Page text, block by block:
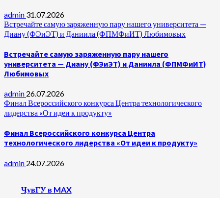
admin 31.07.2026
Встречайте самую заряженную пару нашего университета —
Диану (ФЭиЭТ) и Даниила (ФПМФиИТ) Любимовых
Встречайте самую заряженную пару нашего
университета — Диану (ФЭиЭТ) и Даниила (ФПМФиИТ)
Любимовых
admin 26.07.2026
Финал Всероссийского конкурса Центра технологического
лидерства «От идеи к продукту»
Финал Всероссийского конкурса Центра
технологического лидерства «От идеи к продукту»
admin 24.07.2026
ЧувГУ в MAX